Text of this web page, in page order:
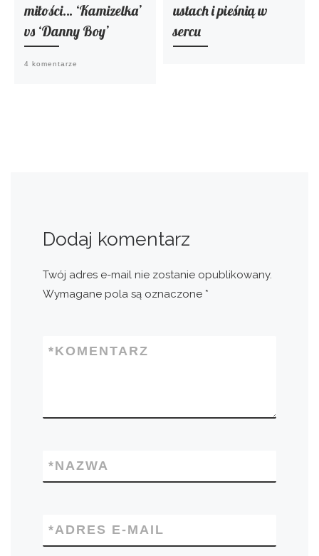
miłości… ‘Kamizelka’
vs ‘Danny Boy’
4 komentarze
ustach i pieśnią w
sercu
Dodaj komentarz
Twój adres e-mail nie zostanie opublikowany.
Wymagane pola są oznaczone *
KOMENTARZ
*
NAZWA
*
ADRES E-MAIL
*